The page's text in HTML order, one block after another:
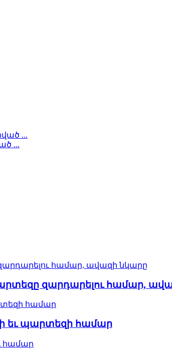
...
զարդարելու համար,
եւ պարտեզի համար